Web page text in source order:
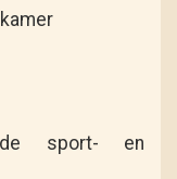
sport- en